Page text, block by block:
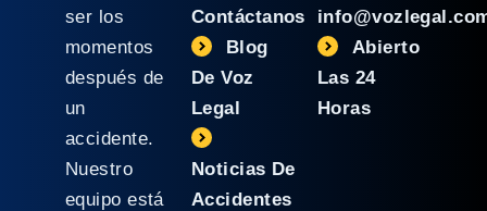
ser los
momentos
después de
un
accidente.
Nuestro
equipo está
Contáctanos
Blog
De Voz
Legal
Noticias De
Accidentes
Abierto
Las 24
Horas